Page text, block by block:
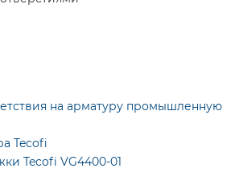
на арматуру промышленную
Tecofi
Tecofi VG4400-01